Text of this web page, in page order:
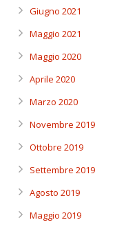
Giugno 2021
Maggio 2021
Maggio 2020
Aprile 2020
Marzo 2020
Novembre 2019
Ottobre 2019
Settembre 2019
Agosto 2019
Maggio 2019